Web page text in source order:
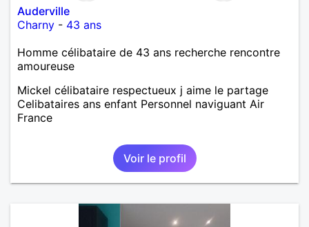
Auderville
Charny - 43 ans
Homme célibataire de 43 ans recherche rencontre
amoureuse
Mickel célibataire respectueux j aime le partage
Celibataires ans enfant Personnel naviguant Air
France
Voir le profil